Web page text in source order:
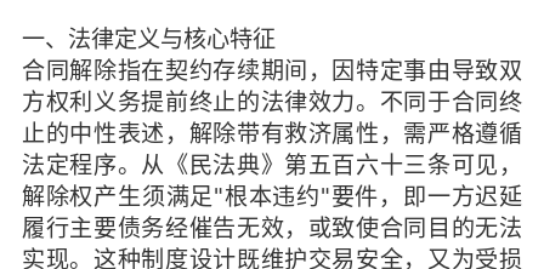
一、法律定义与核心特征
合同解除指在契约存续期间，因特定事由导致双
方权利义务提前终止的法律效力。不同于合同终
止的中性表述，解除带有救济属性，需严格遵循
法定程序。从《民法典》第五百六十三条可见，
解除权产生须满足"根本违约"要件，即一方迟延
履行主要债务经催告无效，或致使合同目的无法
实现。这种制度设计既维护交易安全，又为受损